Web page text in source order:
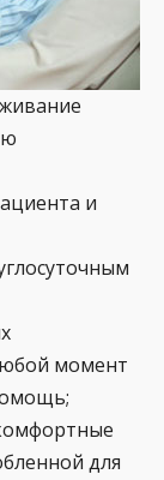
и
момент
для